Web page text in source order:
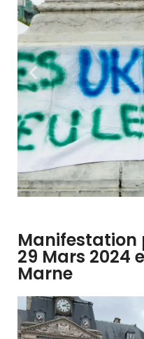
Manifestation
29 Mars 2024
Marne